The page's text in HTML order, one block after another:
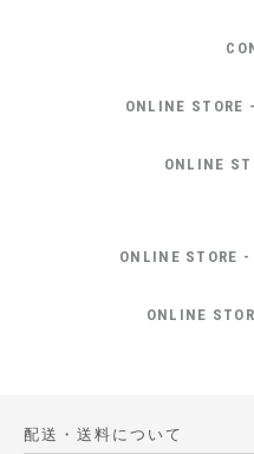
ONLINE STORE
ONLINE
ONLINE STORE
ONLINE
配送・送料について